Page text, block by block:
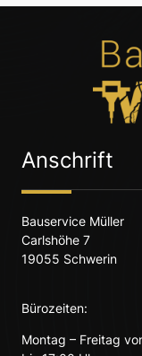
Anschrift
Bauservice Müller
Carlshöhe 7
19055 Schwerin
Bürozeiten:
Montag – Freitag